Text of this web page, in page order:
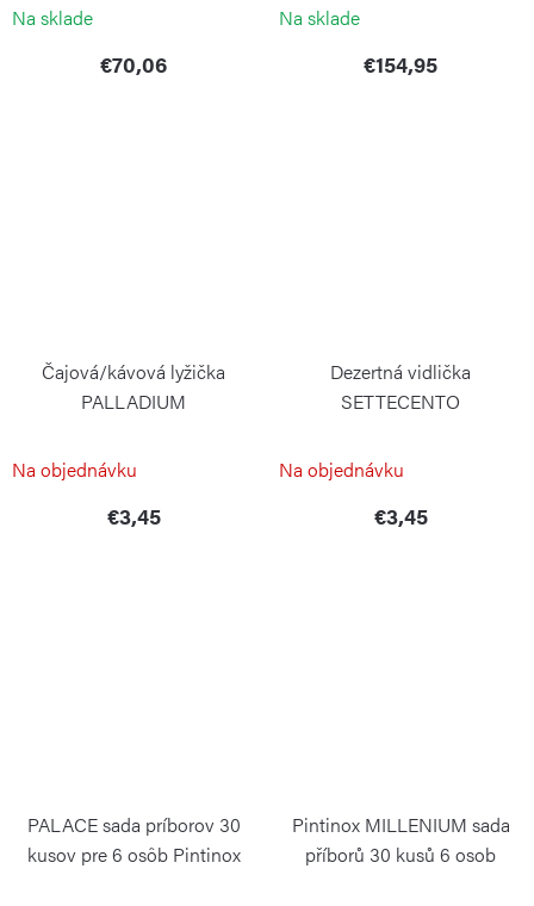
Na sklade
€70,06
Na sklade
€154,95
Čajová/kávová lyžička
PALLADIUM
Na objednávku
€3,45
Dezertná vidlička
SETTECENTO
Na objednávku
€3,45
PALACE sada príborov 30
kusov pre 6 osôb Pintinox
Pintinox MILLENIUM sada
příborů 30 kusů 6 osob